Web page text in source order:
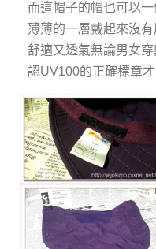
而這帽子的帽也可以
薄薄的一層戴起來沒
舒適又透氣無論男女
認UV100的正確標章